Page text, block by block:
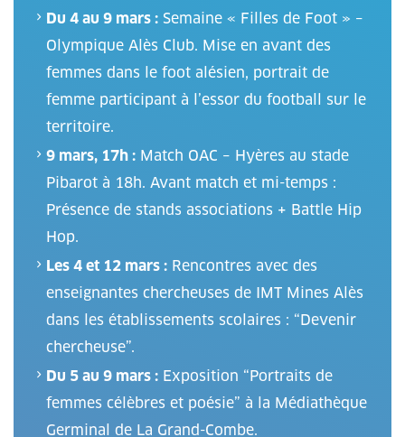
Du 4 au 9 mars : Semaine « Filles de Foot » –
Olympique Alès Club. Mise en avant des
femmes dans le foot alésien, portrait de
femme participant à l’essor du football sur le
territoire.
9 mars, 17h : Match OAC – Hyères au stade
Pibarot à 18h. Avant match et mi-temps :
Présence de stands associations + Battle Hip
Hop.
Les 4 et 12 mars : Rencontres avec des
enseignantes chercheuses de IMT Mines Alès
dans les établissements scolaires : “Devenir
chercheuse”.
Du 5 au 9 mars : Exposition “Portraits de
femmes célèbres et poésie” à la Médiathèque
Germinal de La Grand-Combe.